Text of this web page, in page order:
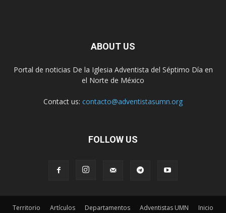
ABOUT US
Portal de noticias De la Iglesia Adventista del Séptimo Día en
el Norte de México
Contact us: contacto@adventistasumn.org
FOLLOW US
Territorio Artículos Departamentos Adventistas UMN Inicio